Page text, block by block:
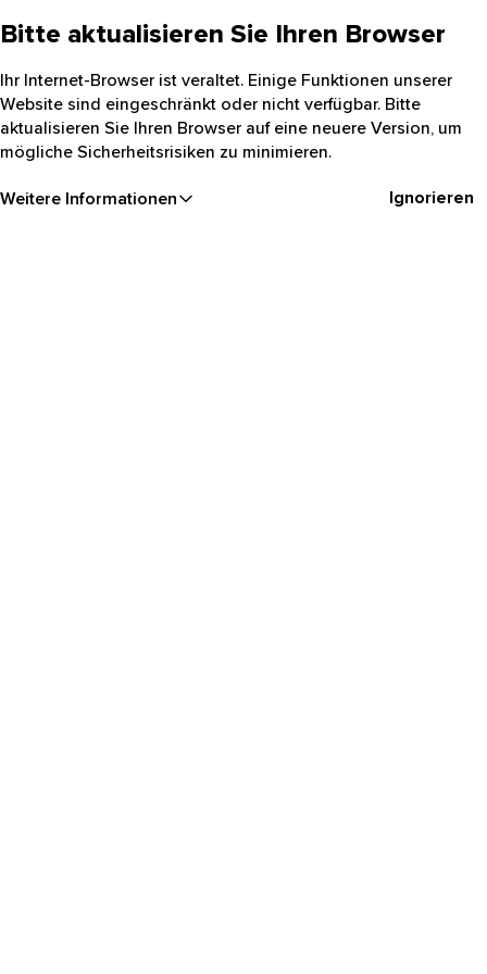
Bitte aktualisieren Sie Ihren Browser
Ihr Internet-Browser ist veraltet. Einige Funktionen unserer
Website sind eingeschränkt oder nicht verfügbar. Bitte
aktualisieren Sie Ihren Browser auf eine neuere Version, um
mögliche Sicherheitsrisiken zu minimieren.
Weitere Informationen Ignorieren